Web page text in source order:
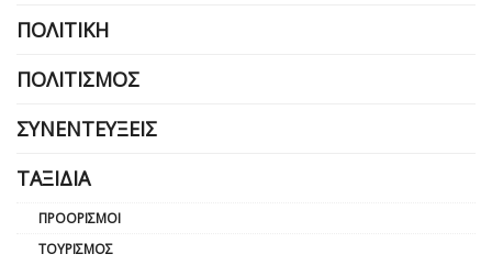
ΠΟΛΙΤΙΚΉ
ΠΟΛΙΤΙΣΜΌΣ
ΣΥΝΕΝΤΕΎΞΕΙΣ
ΤΑΞΊΔΙΑ
ΠΡΟΟΡΙΣΜΟΊ
ΤΟΥΡΙΣΜΌΣ